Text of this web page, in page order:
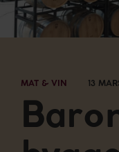
MAT & VIN 13